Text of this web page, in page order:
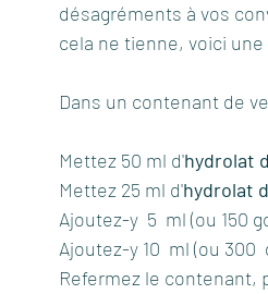
désagréments à vos
cela ne tienne, voici une
Dans un contenant de
Mettez 50 ml d'hydrolat
Mettez 25 ml d'hydrolat
Ajoutez-y  5  ml (ou 150
Ajoutez-y 10  ml (ou 300
Refermez le contenant,